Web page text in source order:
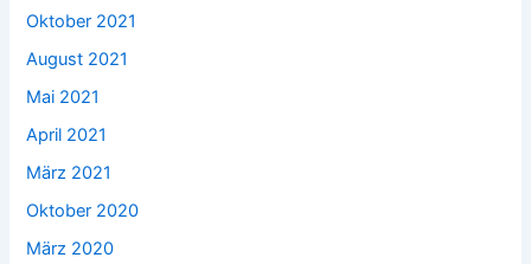
Oktober 2021
August 2021
Mai 2021
April 2021
März 2021
Oktober 2020
März 2020